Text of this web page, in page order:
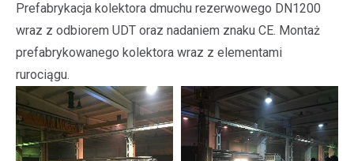
Prefabrykacja kolektora dmuchu rezerwowego DN1200
wraz z odbiorem UDT oraz nadaniem znaku CE. Montaż
prefabrykowanego kolektora wraz z elementami
rurociągu.